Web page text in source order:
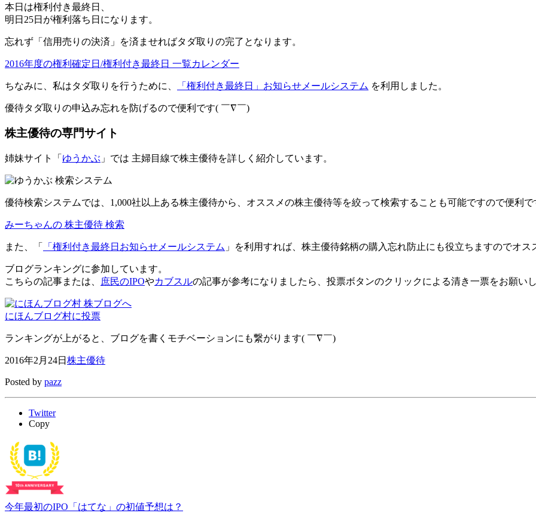
本日は権利付き最終日、
明日25日が権利落ち日になります。
忘れず 「信用売りの決済」 を済ませればタダ取りの完了となります。
2016年度の権利確定日/権利付き最終日 一覧カレンダー
ちなみに、私はタダ取りを行うために、 「権利付き最終日」お知らせメールシステム を利用しました。
優待タダ取りの申込み忘れを防げるので便利です( ￣∇￣)
株主優待の専門サイト
姉妹サイト「 ゆうかぶ 」では 主婦目線で株主優待を詳しく紹介しています。
優待検索システムでは、1,000社以上ある株主優待から、 オススメの株主優待等を絞って検索することも可能ですので便利で
みーちゃんの 株主優待 検索
また、「 「権利付き最終日お知らせメールシステム 」を利用すれば、株主優待銘柄の購入忘れ防止にも役立ちますのでオス
ブログランキングに参加しています。
こちらの記事または、
庶民のIPOやカブスルの記事が参考になりましたら、投票ボタンのクリックによる清き一票をお願いし
にほんブログ村に投票
ランキングが上がると、ブログを書くモチベーションにも繋がります( ￣∇￣)
2016年2月24日 株主優待
Posted by pazz
Twitter
Copy
今年最初のIPO「はてな」の初値予想は？